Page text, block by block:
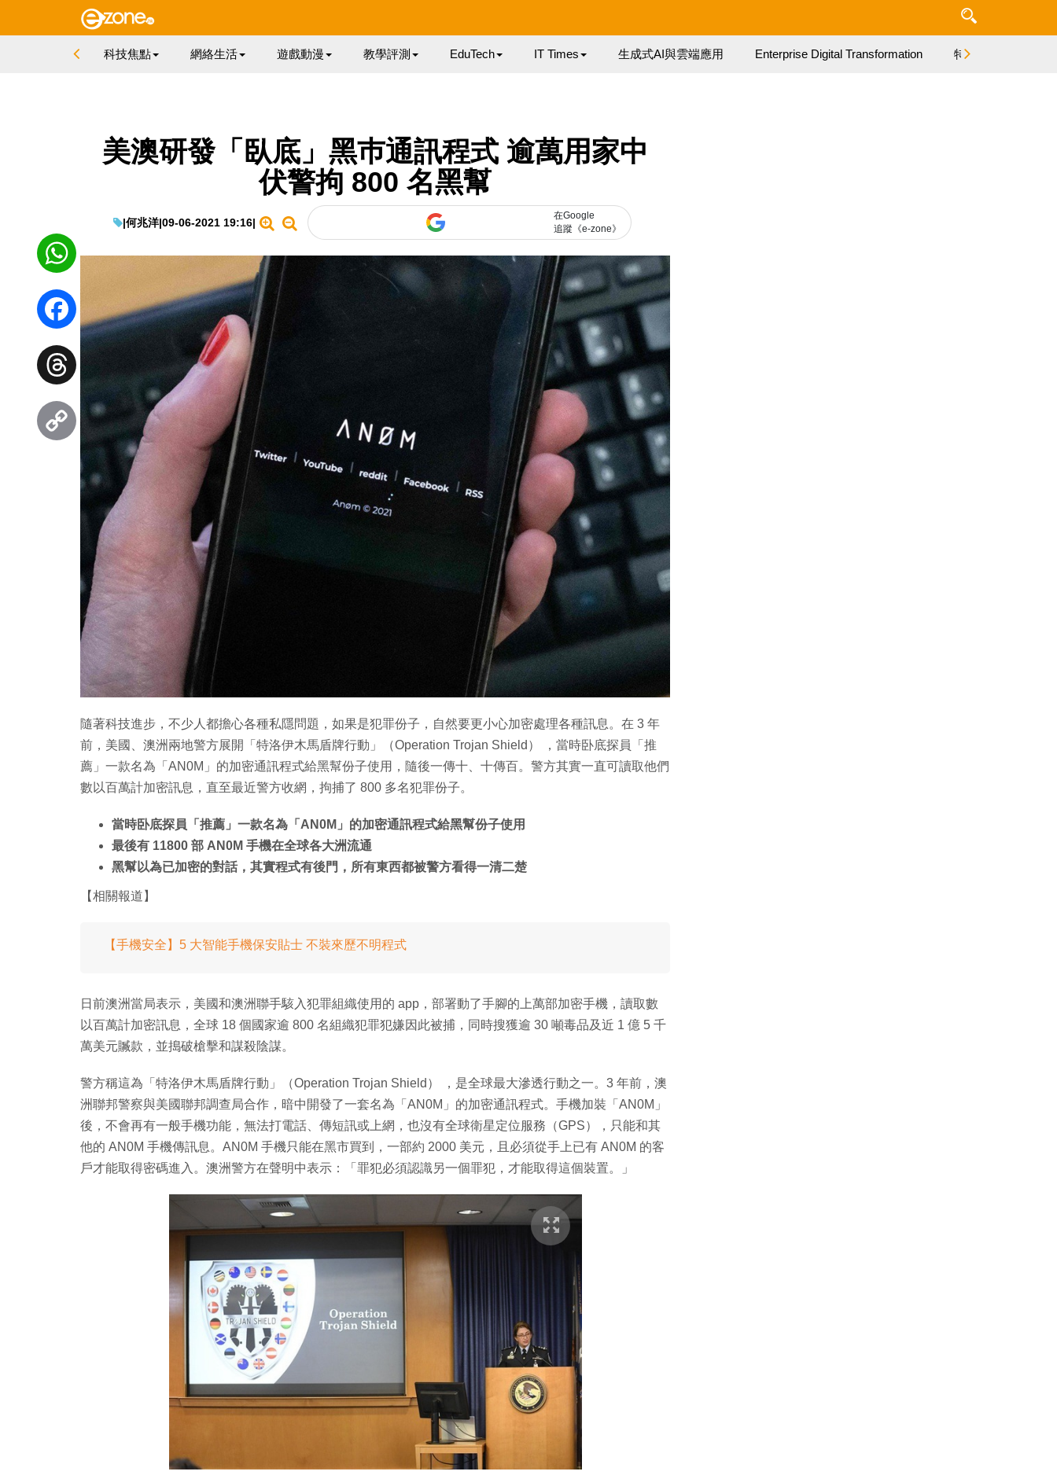
科技焦點 網絡生活 遊戲動漫 教學評測 EduTech IT Times 生成式AI與雲端應用 Enterprise Digital Transformation 特集
美澳研發「臥底」黑巿通訊程式 逾萬用家中
伏警拘 800 名黑幫
|何兆洋|09-06-2021 19:16|
在Google
追蹤《e-zone》
隨著科技進步，不少人都擔心各種私隱問題，如果是犯罪份子，自然要更小心加密處理各種訊息。在 3 年
前，美國、澳洲兩地警方展開「特洛伊木馬盾牌行動」（Operation Trojan Shield） ，當時卧底探員「推
薦」一款名為「AN0M」的加密通訊程式給黑幫份子使用，隨後一傳十、十傳百。警方其實一直可讀取他們
數以百萬計加密訊息，直至最近警方收網，拘捕了 800 多名犯罪份子。
當時卧底探員「推薦」一款名為「AN0M」的加密通訊程式給黑幫份子使用
最後有 11800 部 AN0M 手機在全球各大洲流通
黑幫以為已加密的對話，其實程式有後門，所有東西都被警方看得一清二楚
【相關報道】
【手機安全】5 大智能手機保安貼士 不裝來歷不明程式
日前澳洲當局表示，美國和澳洲聯手駭入犯罪組織使用的 app，部署動了手腳的上萬部加密手機，讀取數
以百萬計加密訊息，全球 18 個國家逾 800 名組織犯罪犯嫌因此被捕，同時搜獲逾 30 噸毒品及近 1 億 5 千
萬美元贓款，並搗破槍擊和謀殺陰謀。
警方稱這為「特洛伊木馬盾牌行動」（Operation Trojan Shield） ，是全球最大滲透行動之一。3 年前，澳
洲聯邦警察與美國聯邦調查局合作，暗中開發了一套名為「AN0M」的加密通訊程式。手機加裝「AN0M」
後，不會再有一般手機功能，無法打電話、傳短訊或上網，也沒有全球衛星定位服務（GPS），只能和其
他的 AN0M 手機傳訊息。AN0M 手機只能在黑市買到，一部約 2000 美元，且必須從手上已有 AN0M 的客
戶才能取得密碼進入。澳洲警方在聲明中表示：「罪犯必須認識另一個罪犯，才能取得這個裝置。」
WhatsApp
Facebook
Threads
Copy
Link